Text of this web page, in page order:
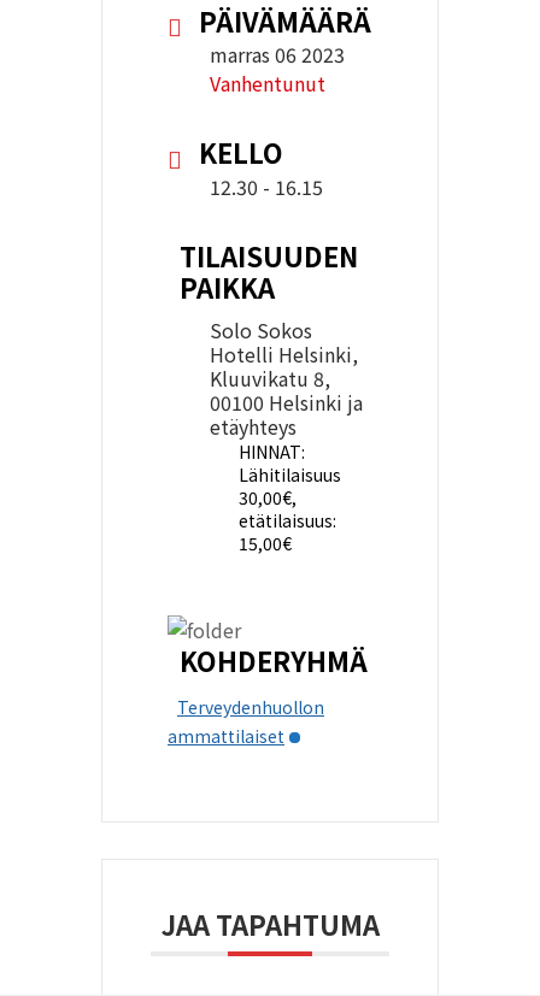
PÄIVÄMÄÄRÄ
marras 06 2023
Vanhentunut
KELLO
12.30 - 16.15
TILAISUUDEN
PAIKKA
Solo Sokos
Hotelli Helsinki,
Kluuvikatu 8,
00100 Helsinki ja
etäyhteys
HINNAT:
Lähitilaisuus
30,00€,
etätilaisuus:
15,00€
KOHDERYHMÄ
Terveydenhuollon
ammattilaiset
JAA TAPAHTUMA